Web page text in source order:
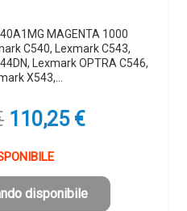
MAGENTA 1000
C540, Lexmark C543,
Lexmark OPTRA C546,
X543,…
Il
originale
era:
116,05 €.
110,25 €Il
è:
110,25 €.
disponibile